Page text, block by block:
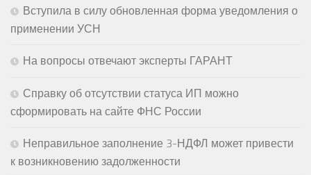
Вступила в силу обновленная форма уведомления о
применении УСН
На вопросы отвечают эксперты ГАРАНТ
Справку об отсутствии статуса ИП можно
сформировать на сайте ФНС России
Неправильное заполнение 3-НДФЛ может привести
к возникновению задолженности